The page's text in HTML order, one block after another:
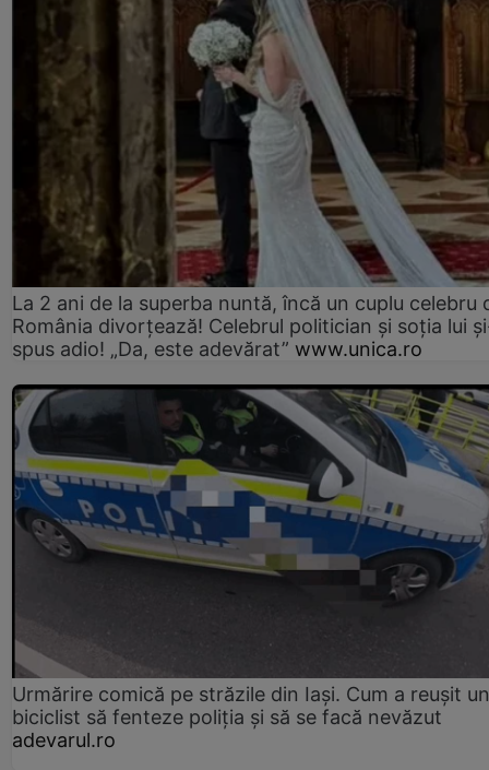
La 2 ani de la superba nuntă, încă un cuplu celebru
România divorțează! Celebrul politician și soția lui
spus adio! „Da, este adevărat” www.unica.ro
Urmărire comică pe străzile din Iași. Cum a reușit un
biciclist să fenteze poliția și să se facă nevăzut
adevarul.ro